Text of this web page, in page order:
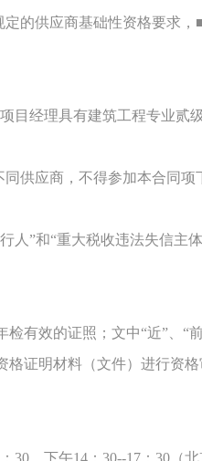
的供应商基础性资格要求
目经理具有建筑工程专业贰
供应商，不得参加本合同
人”和“重大税收违法失信主
检有效的证照；文中“近”
“
格证明材料（文件）进行资
30、下午14：30--17：30（